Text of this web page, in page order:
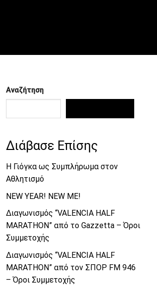
Αναζήτηση
Διάβασε Επίσης
Η Γιόγκα ως Συμπλήρωμα στον
Αθλητισμό
NEW YEAR! NEW ME!
Διαγωνισμός “VALENCIA HALF
MARATHON” από το Gazzetta – Όροι
Συμμετοχής
Διαγωνισμός “VALENCIA HALF
MARATHON” από τον ΣΠΟΡ FM 946
– Όροι Συμμετοχής